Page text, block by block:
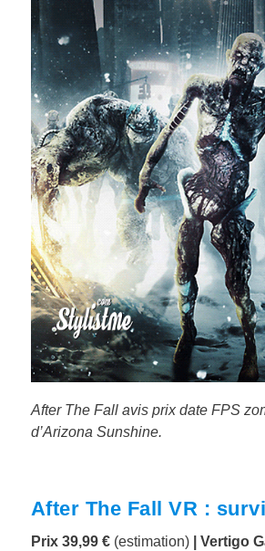
After The Fall avis prix date FPS
d’Arizona Sunshine.
After The Fall VR :
Prix 39,99 €(estimation)| Vertigo